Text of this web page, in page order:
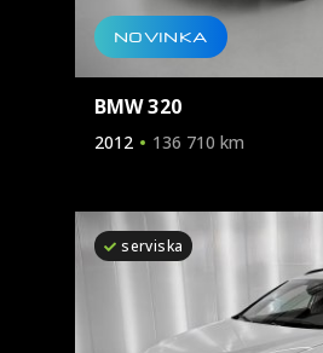
NOVINKA
BMW 320
2012 136 710 km
serviska